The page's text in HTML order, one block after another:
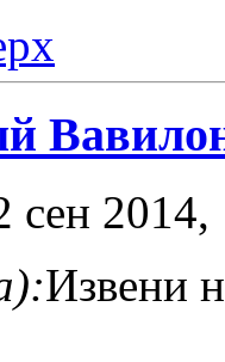
сен 2014,
Извени